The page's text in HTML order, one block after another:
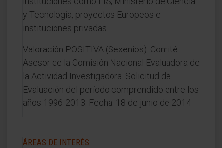
y Tecnología, proyectos Europeos e
instituciones privadas.
Valoración POSITIVA (Sexenios). Comité
Asesor de la Comisión Nacional Evaluadora de
la Actividad Investigadora. Solicitud de
Evaluación del período comprendido entre los
años 1996-2013. Fecha: 18 de junio de 2014
ÁREAS DE INTERÉS